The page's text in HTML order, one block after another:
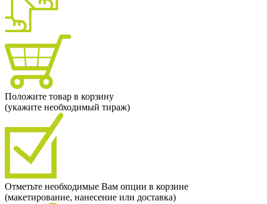
Положите товар в корзину
(укажите необходимый тираж)
Отметьте необходимые Вам опции в корзине
(макетирование, нанесение или доставка)